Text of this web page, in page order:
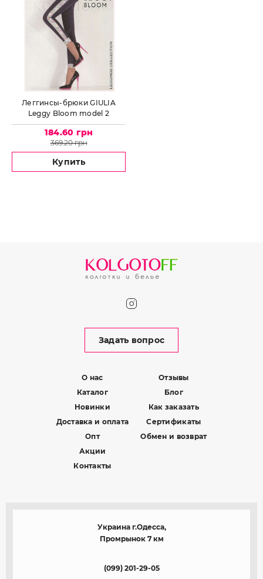
Леггинсы-брюки GIULIA
Leggy Bloom model 2
184.60 грн
369.20 грн
Купить
Задать вопрос
О нас
Каталог
Новинки
Доставка и оплата
Опт
Акции
Контакты
Отзывы
Блог
Как заказать
Сертификаты
Обмен и возврат
Украина г.Одесса,
Промрынок 7 км
(099) 201-29-05